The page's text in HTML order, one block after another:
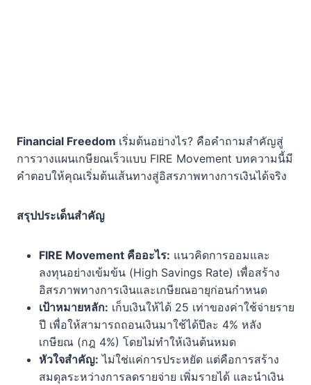
Financial Freedom เริ่มต้นอย่างไร? คือคำถามสำคัญสู่
การวางแผนเกษียณเร็วแบบ FIRE Movement บทความนี้มี
คำตอบให้คุณเริ่มต้นเส้นทางสู่อิสรภาพทางการเงินได้จริง
สรุปประเด็นสำคัญ
FIRE Movement คืออะไร: แนวคิดการออมและ
ลงทุนอย่างเข้มข้น (High Savings Rate) เพื่อสร้าง
อิสรภาพทางการเงินและเกษียณอายุก่อนกำหนด
เป้าหมายหลัก: เก็บเงินให้ได้ 25 เท่าของค่าใช้จ่ายราย
ปี เพื่อให้สามารถถอนเงินมาใช้ได้ปีละ 4% หลัง
เกษียณ (กฎ 4%) โดยไม่ทำให้เงินต้นหมด
หัวใจสำคัญ: ไม่ใช่แค่การประหยัด แต่คือการสร้าง
สมดุลระหว่างการลดรายจ่าย เพิ่มรายได้ และนำเงิน